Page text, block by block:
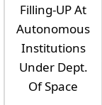
Filling-UP At
Autonomous
Institutions
Under Dept.
Of Space